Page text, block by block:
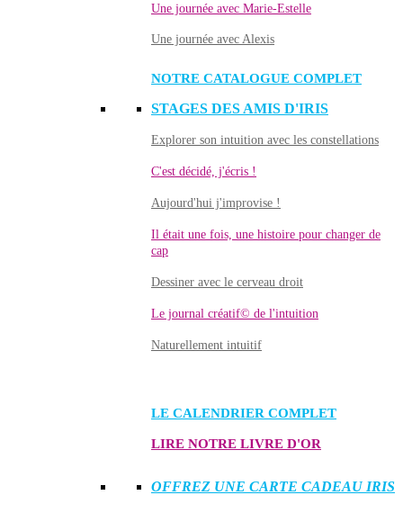
Une journée avec Marie-Estelle
Une journée avec Alexis
NOTRE CATALOGUE COMPLET
STAGES DES AMIS D'IRIS
Explorer son intuition avec les constellations
C'est décidé, j'écris !
Aujourd'hui j'improvise !
Il était une fois, une histoire pour changer de
cap
Dessiner avec le cerveau droit
Le journal créatif© de l'intuition
Naturellement intuitif
LE CALENDRIER COMPLET
LIRE NOTRE LIVRE D'OR
OFFREZ UNE CARTE CADEAU IRIS